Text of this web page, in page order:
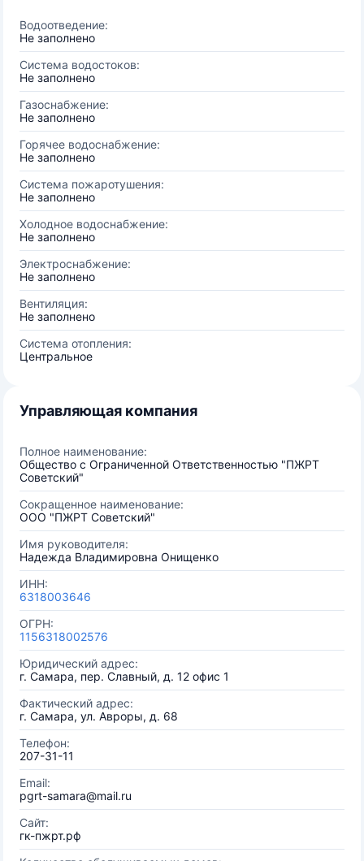
Водоотведение:
Не заполнено
Система водостоков:
Не заполнено
Газоснабжение:
Не заполнено
Горячее водоснабжение:
Не заполнено
Система пожаротушения:
Не заполнено
Холодное водоснабжение:
Не заполнено
Электроснабжение:
Не заполнено
Вентиляция:
Не заполнено
Система отопления:
Центральное
Управляющая компания
Полное наименование:
Общество с Ограниченной Ответственностью "ПЖРТ
Советский"
Сокращенное наименование:
ООО "ПЖРТ Советский"
Имя руководителя:
Надежда Владимировна Онищенко
ИНН:
6318003646
ОГРН:
1156318002576
Юридический адрес:
г. Самара, пер. Славный, д. 12 офис 1
Фактический адрес:
г. Самара, ул. Авроры, д. 68
Телефон:
207-31-11
Email:
pgrt-samara@mail.ru
Сайт:
гк-пжрт.рф